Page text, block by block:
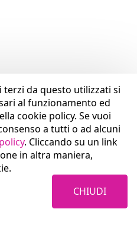
da questo utilizzati si
al funzionamento ed
cookie policy. Se vuoi
a tutti o ad alcuni
. Cliccando su un link
in altra maniera,
CHIUDI